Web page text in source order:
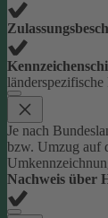
länderspezifische
Je nach
bzw. Umzug auf
Nachweis über